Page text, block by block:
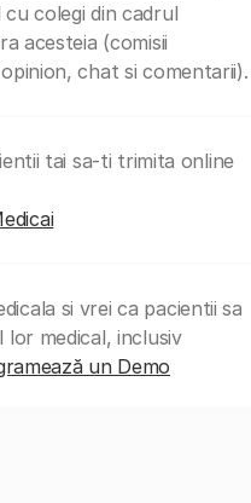
colegi din cadrul
acesteia (comisii
chat si comentarii).
tai sa-ti trimita online
si vrei ca pacientii sa
lor medical, inclusiv
un Demo